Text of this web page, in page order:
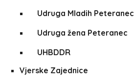
Udruga Mladih Peteranec
Udruga žena Peteranec
UHBDDR
Vjerske Zajednice